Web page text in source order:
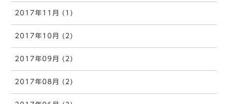
2017年11月 (1)
2017年10月 (2)
2017年09月 (2)
2017年08月 (2)